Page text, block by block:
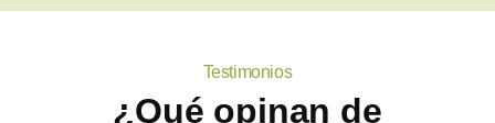
Testimonios
¿Qué opinan de